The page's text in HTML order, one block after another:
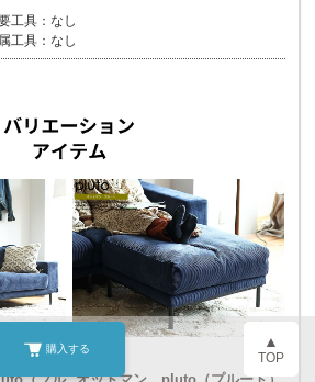
工具：なし
工具：なし
購入する ▲
TOP